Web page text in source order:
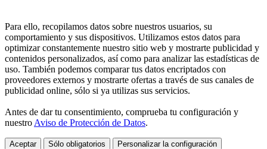
Para ello, recopilamos datos sobre nuestros usuarios, su
comportamiento y sus dispositivos. Utilizamos estos datos para
optimizar constantemente nuestro sitio web y mostrarte publicidad y
contenidos personalizados, así como para analizar las estadísticas de
uso. También podemos comparar tus datos encriptados con
proveedores externos y mostrarte ofertas a través de sus canales de
publicidad online, sólo si ya utilizas sus servicios.
Antes de dar tu consentimiento, comprueba tu configuración y
nuestro Aviso de Protección de Datos.
Aceptar Sólo obligatorios Personalizar la configuración